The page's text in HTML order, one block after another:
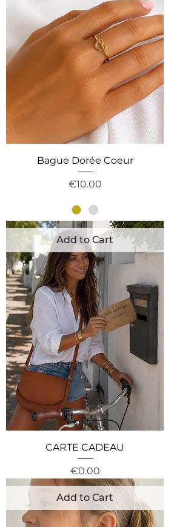
Bague Dorée Coeur
Price
€10.00
Add to Cart
CARTE CADEAU
Price
€0.00
Add to Cart